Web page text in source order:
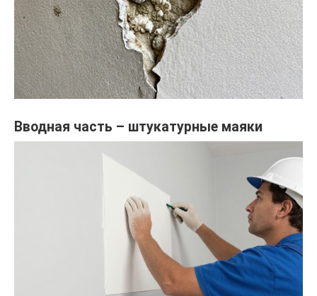
Вводная часть – штукатурные маяки